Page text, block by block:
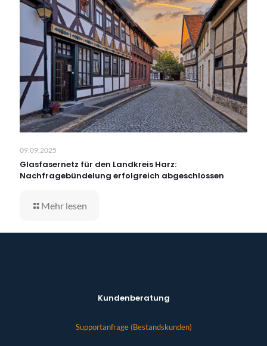
09.09.2025
Glasfasernetz für den Landkreis Harz:
Nachfragebündelung erfolgreich abgeschlossen
Mehr lesen
Kundenberatung
Supportanfrage (Bestandskunden)